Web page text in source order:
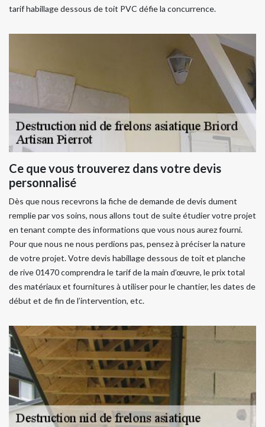
tarif habillage dessous de toit PVC défie la concurrence.
Ce que vous trouverez dans votre devis
personnalisé
Dès que nous recevrons la fiche de demande de devis dument
remplie par vos soins, nous allons tout de suite étudier votre projet
en tenant compte des informations que vous nous aurez fourni.
Pour que nous ne nous perdions pas, pensez à préciser la nature
de votre projet. Votre devis habillage dessous de toit et planche
de rive 01470 comprendra le tarif de la main d’œuvre, le prix total
des matériaux et fournitures à utiliser pour le chantier, les dates de
début et de fin de l’intervention, etc.